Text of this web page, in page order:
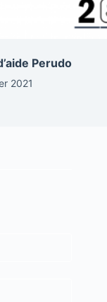
Perudo
2021